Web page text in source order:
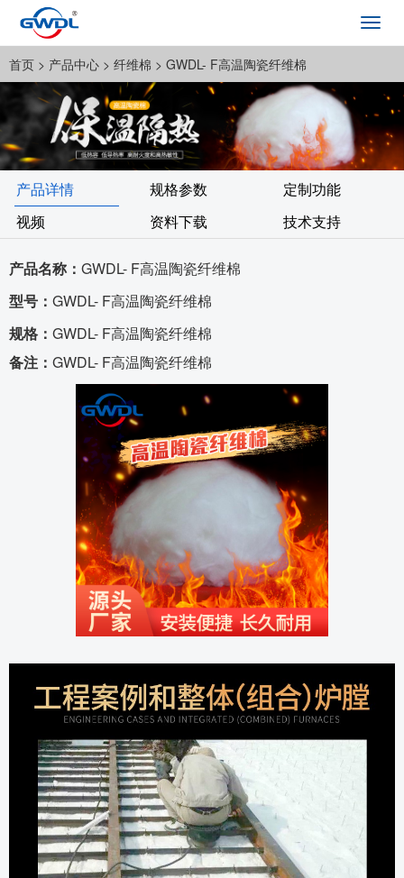
首页 > 产品中心 > 纤维棉 > GWDL- F高温陶瓷纤维棉
产品详情 规格参数
定制功能
视频
资料下载 技术支持
产品名称： GWDL- F高温陶瓷纤维棉
型号： GWDL- F高温陶瓷纤维棉
规格： GWDL- F高温陶瓷纤维棉
备注： GWDL- F高温陶瓷纤维棉